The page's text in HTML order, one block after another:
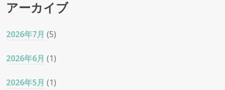
アーカイブ
2026年7月 (5)
2026年6月 (1)
2026年5月 (1)